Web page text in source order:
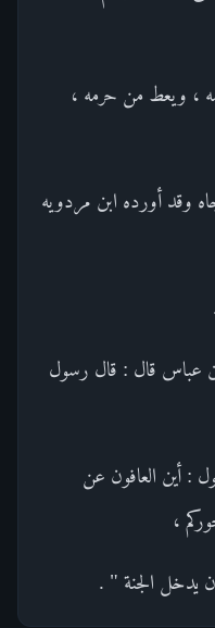
، ويعط من حرمه ،
وقد أورده ابن مردويه
عباس قال : قال رسول
: أين العافون عن
،
يدخل الجنة " .